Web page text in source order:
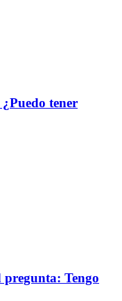
tener
Tengo